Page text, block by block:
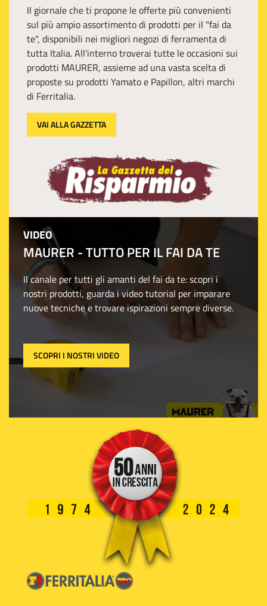
Il giornale che ti propone le offerte più convenienti
sul più ampio assortimento di prodotti per il "fai da
te", disponibili nei migliori negozi di ferramenta di
tutta Italia. All'interno troverai tutte le occasioni sui
prodotti MAURER, assieme ad una vasta scelta di
proposte su prodotti Yamato e Papillon, altri marchi
di Ferritalia.
VAI ALLA GAZZETTA
VIDEO
MAURER - TUTTO PER IL FAI DA TE
Il canale per tutti gli amanti del fai da te: scopri i
nostri prodotti, guarda i video tutorial per imparare
nuove tecniche e trovare ispirazioni sempre diverse.
SCOPRI I NOSTRI VIDEO